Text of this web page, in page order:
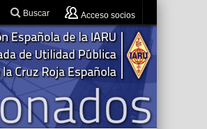
Buscar Acceso socios